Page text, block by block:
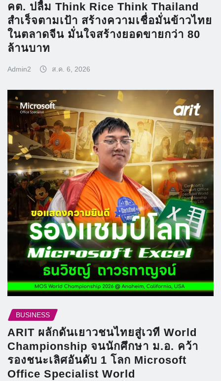
คต. ปลื้ม Think Rice Think Thailand
สำเร็จตามเป้า สร้างความเชื่อมั่นข้าวไทย
ในตลาดจีน มั่นใจสร้างยอดขายกว่า 80
ล้านบาท
Admin2 ส.ค. 6, 2026
BUSINESS
ARIT ผลักดันเยาวชนไทยสู่เวที World
Championship จนนักศึกษา ม.อ. คว้า
รองชนะเลิศอันดับ 1 โลก Microsoft
Office Specialist World